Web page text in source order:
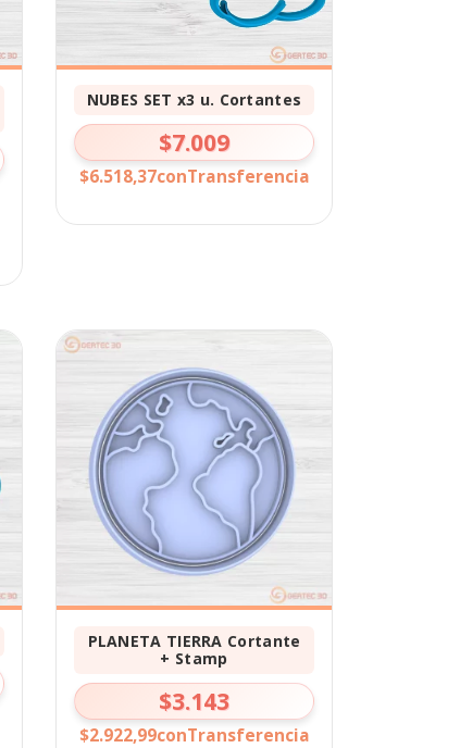
NUBES SET x3 u. Cortantes
$7.009
$6.518,37conTransferencia
PLANETA TIERRA Cortante
+ Stamp
$3.143
$2.922,99conTransferencia